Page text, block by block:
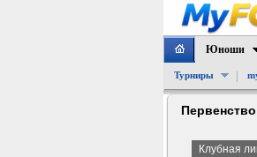
Юноши
Турниры
Клубная